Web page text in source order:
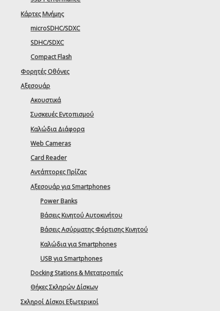
Κάρτες Μνήμης
microSDHC/SDXC
SDHC/SDXC
Compact Flash
Φορητές Οθόνες
Αξεσουάρ
Ακουστικά
Συσκευές Εντοπισμού
Καλώδια Διάφορα
Web Cameras
Card Reader
Αντάπτορες Πρίζας
Αξεσουάρ για Smartphones
Power Banks
Βάσεις Κινητού Αυτοκινήτου
Βάσεις Ασύρματης Φόρτισης Κινητού
Καλώδια για Smartphones
USB για Smartphones
Docking Stations & Μετατροπείς
Θήκες Σκληρών Δίσκων
Σκληροί Δίσκοι Εξωτερικοί